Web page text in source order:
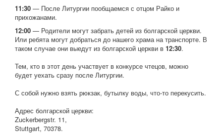
11:30 — После Литургии пообщаемся с отцом Райко и
прихожанами.
12:00 — Родители могут забрать детей из болгарской церкви.
Или ребята могут добраться до нашего храма на транспорте. В
таком случае они выедут из болгарской церкви в 12:30.
Тем, кто в этот день участвует в конкурсе чтецов, можно
будет уехать сразу после Литургии.
С собой нужно взять рюкзак, бутылку воды, что-то перекусить.
Адрес болгарской церкви:
Zuckerbergstr. 11,
Stuttgart, 70378.